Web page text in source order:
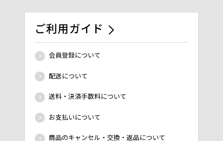
ご利用ガイド
会員登録について
配送について
送料・決済手数料について
お支払いについて
商品のキャンセル・交換・返品について